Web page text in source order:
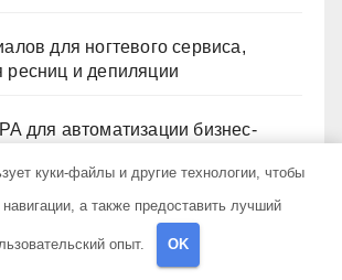
для ногтевого сервиса,
и депиляции
для автоматизации бизнес-
виды услуг, методы
качества
куки-файлы и другие технологии, чтобы
а также предоставить лучший
опыт. OK